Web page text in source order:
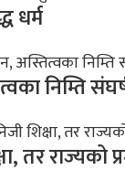
धर्म​
निम्ति
तर राज्यको